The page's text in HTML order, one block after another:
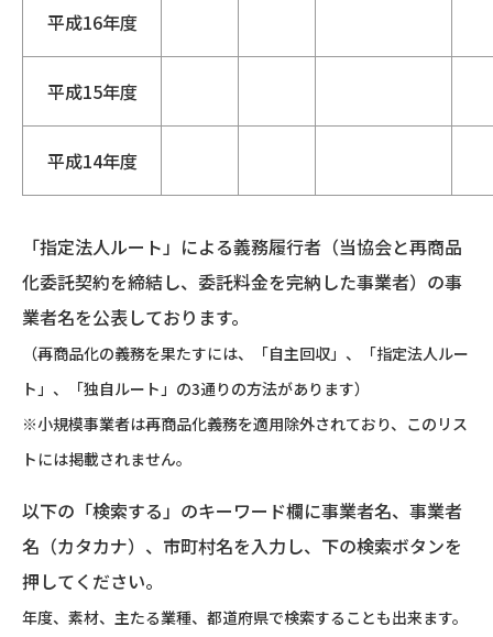
平成16年度
平成15年度
平成14年度
「指定法人ルート」による義務履行者（当協会と再商品
化委託契約を締結し、委託料金を完納した事業者）の事
業者名を公表しております。
（再商品化の義務を果たすには、「自主回収」、「指定法人ルー
ト」、「独自ルート」の3通りの方法があります）
※小規模事業者は再商品化義務を適用除外されており、このリス
トには掲載されません。
以下の「検索する」のキーワード欄に事業者名、事業者
名（カタカナ）、市町村名を入力し、下の検索ボタンを
押してください。
年度、素材、主たる業種、都道府県で検索することも出来ます。